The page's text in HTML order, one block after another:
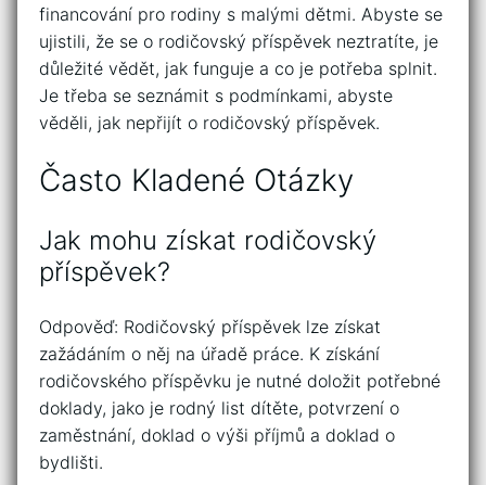
financování pro rodiny s malými dětmi. Abyste se
ujistili, že se o rodičovský příspěvek neztratíte, je
důležité vědět, jak funguje a co je potřeba splnit.
Je třeba se seznámit s podmínkami, abyste
věděli, jak nepřijít o rodičovský příspěvek.
Často Kladené Otázky
Jak mohu získat rodičovský
příspěvek?
Odpověď: Rodičovský příspěvek lze získat
zažádáním o něj na úřadě práce. K získání
rodičovského příspěvku je nutné doložit potřebné
doklady, jako je rodný list dítěte, potvrzení o
zaměstnání, doklad o výši příjmů a doklad o
bydlišti.